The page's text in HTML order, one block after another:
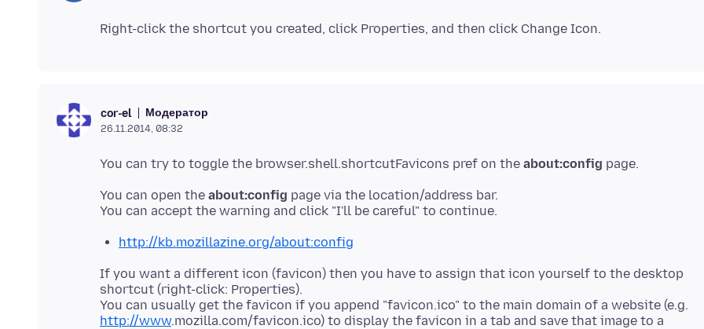
cor-el Модератор
26.11.2014, 08:32
You can try to toggle the browser.shell.shortcutFavicons pref on the about:config
You can open the about:config page via the location/address bar.
http://kb.mozillazine.org/about:config
If you want a different icon (favicon) then you have to assign that icon yourself to the desktop
shortcut (right-click: Properties).
You can usually get the favicon if you append "favicon.ico" to the main domain of a website (e.g.
http://www.mozilla.com/favicon.ico) to display the favicon in a tab and save that image to a